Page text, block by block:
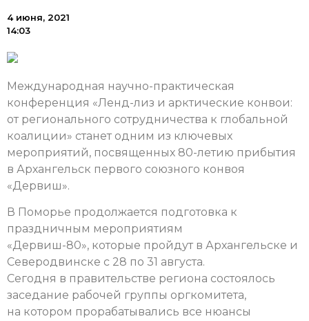
4 июня, 2021
14:03
Международная научно-практическая
конференция «Ленд-лиз и арктические конвои:
от регионального сотрудничества к глобальной
коалиции» станет одним из ключевых
мероприятий, посвященных 80-летию прибытия
в Архангельск первого союзного конвоя
«Дервиш».
В Поморье продолжается подготовка к
праздничным мероприятиям
«Дервиш-80», которые пройдут в Архангельске и
Северодвинске с 28 по 31 августа.
Сегодня в правительстве региона состоялось
заседание рабочей группы оргкомитета,
на котором прорабатывались все нюансы